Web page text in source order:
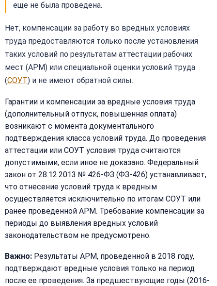
еще не была проведена.
Нет, компенсации за работу во вредных условиях
труда предоставляются только после установления
таких условий по результатам аттестации рабочих
мест (АРМ) или специальной оценки условий труда
(СОУТ) и не имеют обратной силы.
Гарантии и компенсации за вредные условия труда
(дополнительный отпуск, повышенная оплата)
возникают с момента документального
подтверждения класса условий труда. До проведения
аттестации или СОУТ условия труда считаются
допустимыми, если иное не доказано. Федеральный
закон от 28.12.2013 № 426-ФЗ (ФЗ-426) устанавливает,
что отнесение условий труда к вредным
осуществляется исключительно по итогам СОУТ или
ранее проведенной АРМ. Требование компенсации за
периоды до выявления вредных условий
законодательством не предусмотрено.
Важно: Результаты АРМ, проведенной в 2018 году,
подтверждают вредные условия только на период
после ее проведения. За предшествующие годы (2016-